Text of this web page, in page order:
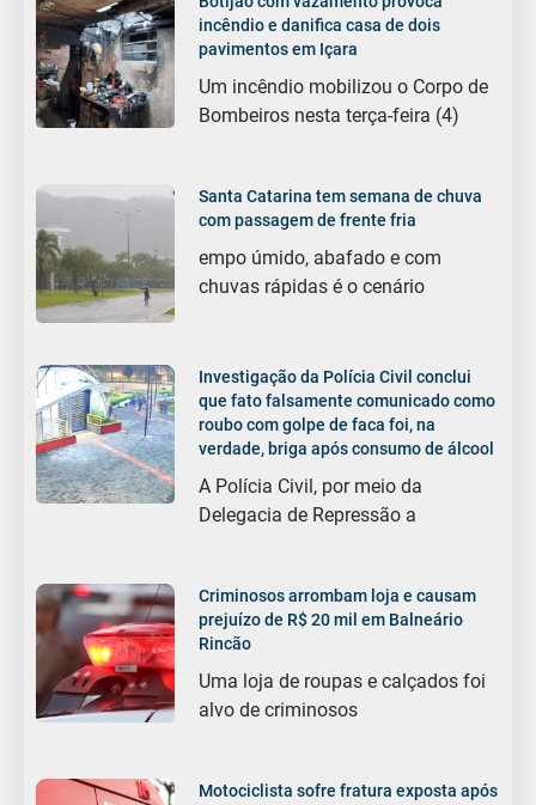
incêndio e danifica casa de dois
pavimentos em Içara
Um incêndio mobilizou o Corpo de
Bombeiros nesta terça-feira (4)
Santa Catarina tem semana de chuva
com passagem de frente fria
empo úmido, abafado e com
chuvas rápidas é o cenário
Investigação da Polícia Civil conclui
que fato falsamente comunicado como
roubo com golpe de faca foi, na
verdade, briga após consumo de álcool
A Polícia Civil, por meio da
Delegacia de Repressão a
Criminosos arrombam loja e causam
prejuízo de R$ 20 mil em Balneário
Rincão
Uma loja de roupas e calçados foi
alvo de criminosos
Motociclista sofre fratura exposta após